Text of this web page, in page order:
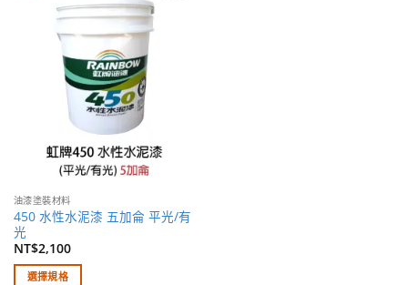
選
擇
選
項
油漆塗裝材料
450 水性水泥漆 五加侖 平光/有
光
NT$2,100
選擇規格